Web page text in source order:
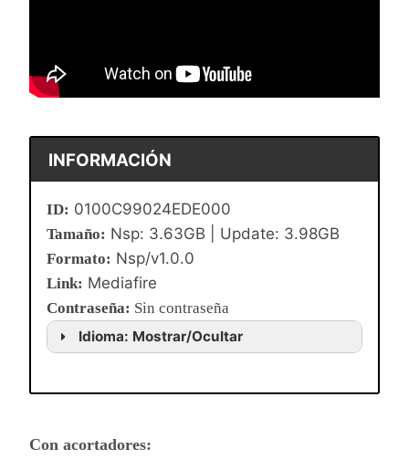
INFORMACIÓN
ID: 0100C99024EDE000
Tamaño: Nsp: 3.63GB | Update: 3.98GB
Formato: Nsp/v1.0.0
Link: Mediafire
Contraseña: Sin contraseña
Idioma: Mostrar/Ocultar
Con acortadores: